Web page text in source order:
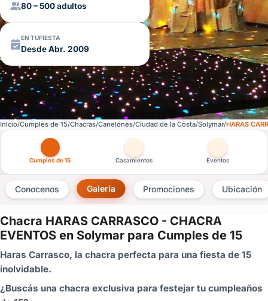
80 – 500 adultos
EN TUFIESTA
Desde Abr. 2009
Inicio Cumples de 15 Chacras Canelones Ciudad de la Costa Solymar HARAS
Otras versiones de esta ficha por tipo de festejo
Cumples de 15 Casamientos Eventos
Conocenos Galería Promociones Ubicación
Chacra HARAS CARRASCO - CHACRA
EVENTOS en Solymar para Cumples de 15
Haras Carrasco, la chacra perfecta para una fiesta de 15
inolvidable.
¿Buscás una chacra exclusiva para festejar tu cumpleaños
×
Consultar
tenés
cuenta?